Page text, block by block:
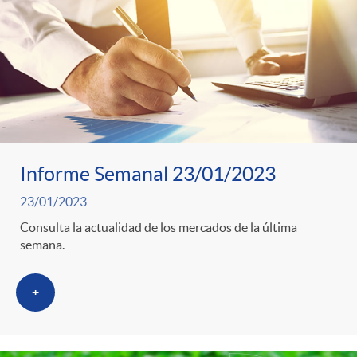
r
n
o
t
i
c
n
t
e
n
i
d
u
b
l
c
a
d
Informe Semanal 23/01/2023
23/01/2023
Consulta la actualidad de los mercados de la última
semana.
+